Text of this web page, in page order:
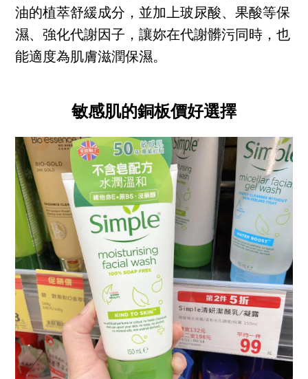
油的植萃舒緩成分，並加上玻尿酸、果酸等保
濕、強化代謝因子，讓妳在代謝髒污同時，也
能適度為肌膚滋潤保濕。
敏感肌的銅板價好選擇